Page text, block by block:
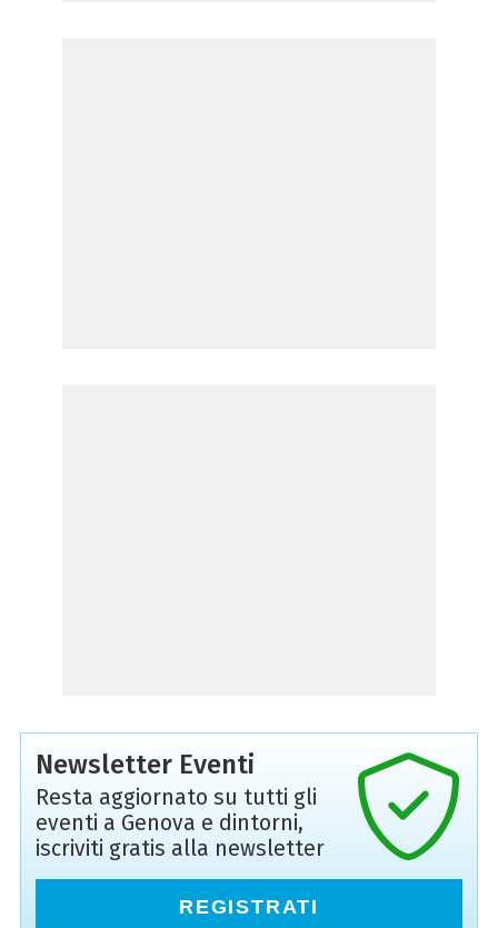
Newsletter Eventi
Resta aggiornato su tutti gli
eventi a Genova e dintorni,
iscriviti gratis alla newsletter
REGISTRATI